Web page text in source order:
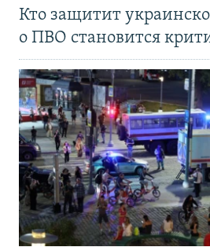
Кто защитит
о ПВО становится